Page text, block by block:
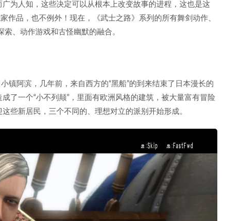
为人知，这些决定可以从根本上改变故事的进程，这也是这
作品，也不例外！现在，《武士之路》系列的所有舞剑动作、
、动作游戏和古怪幽默的融合。
镇阿滨，几年前，来自西方的“黑船”的到来结束了日本漫长的
了一个“小不列颠”，里面有欧洲风格的建筑，被大量富有冒险
些新居民，三个不同的、理想对立的派别开始形成。